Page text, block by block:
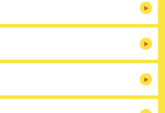
自己情報の開示、訂正、削除、ま
の停止等を求められたときは、適法
の遵守について
実現のため、個人情報の取扱いに関
針およびその他の規範を遵守しま